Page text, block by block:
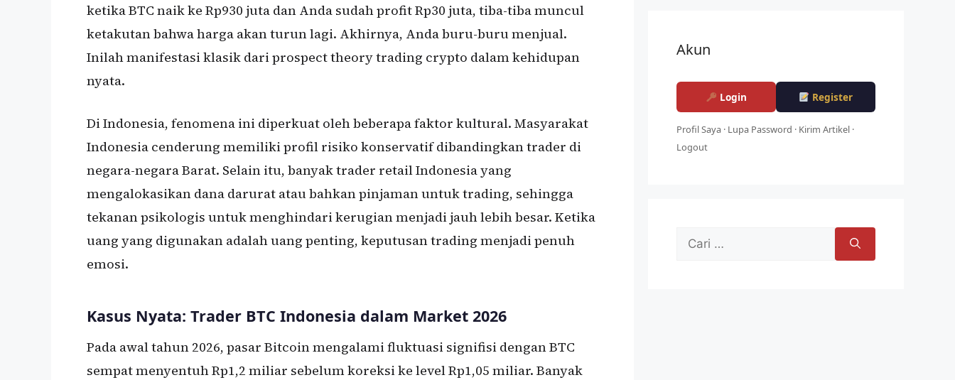
ketika BTC naik ke Rp930 juta dan Anda sudah profit Rp30 juta, tiba-tiba muncul
ketakutan bahwa harga akan turun lagi. Akhirnya, Anda buru-buru menjual.
Inilah manifestasi klasik dari prospect theory trading crypto dalam kehidupan
nyata.
Di Indonesia, fenomena ini diperkuat oleh beberapa faktor kultural. Masyarakat
Indonesia cenderung memiliki profil risiko konservatif dibandingkan trader di
negara-negara Barat. Selain itu, banyak trader retail Indonesia yang
mengalokasikan dana darurat atau bahkan pinjaman untuk trading, sehingga
tekanan psikologis untuk menghindari kerugian menjadi jauh lebih besar. Ketika
uang yang digunakan adalah uang penting, keputusan trading menjadi penuh
emosi.
Kasus Nyata: Trader BTC Indonesia dalam Market 2026
Pada awal tahun 2026, pasar Bitcoin mengalami fluktuasi signifisi dengan BTC
sempat menyentuh Rp1,2 miliar sebelum koreksi ke level Rp1,05 miliar. Banyak
Akun
Login Register
Profil Saya · Lupa Password · Kirim Artikel ·
Logout
Cari